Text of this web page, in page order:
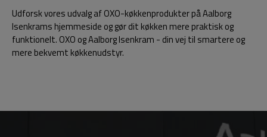
Udforsk vores udvalg af OXO-køkkenprodukter på Aalborg
Isenkrams hjemmeside og gør dit køkken mere praktisk og
funktionelt. OXO og Aalborg Isenkram - din vej til smartere og
mere bekvemt køkkenudstyr.